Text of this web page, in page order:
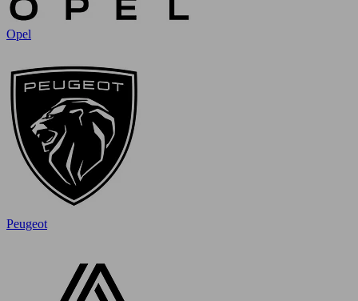
Opel
Peugeot